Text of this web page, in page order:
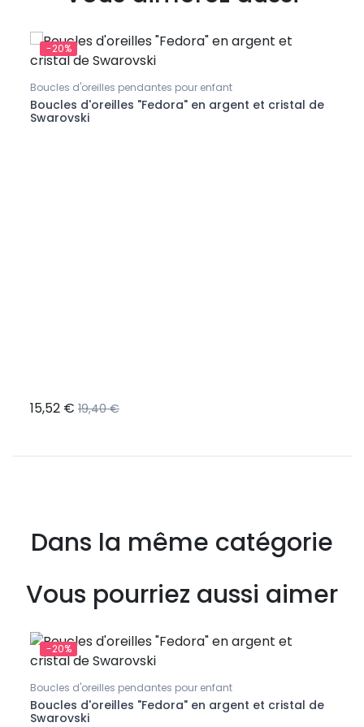
-20%
Boucles d'oreilles pendantes pour enfant
Boucles d'oreilles "Fedora" en argent et cristal de
Swarovski
15,52 € 19,40 €
Dans la même catégorie
Vous pourriez aussi aimer
-20%
Boucles d'oreilles pendantes pour enfant
Boucles d'oreilles "Fedora" en argent et cristal de
Swarovski